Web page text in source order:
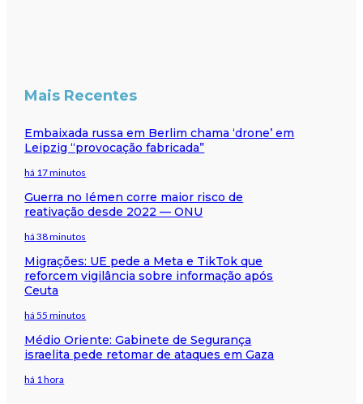
Mais Recentes
Embaixada russa em Berlim chama ‘drone’ em
Leipzig “provocação fabricada”
há 17 minutos
Guerra no Iémen corre maior risco de
reativação desde 2022 — ONU
há 38 minutos
Migrações: UE pede a Meta e TikTok que
reforcem vigilância sobre informação após
Ceuta
há 55 minutos
Médio Oriente: Gabinete de Segurança
israelita pede retomar de ataques em Gaza
há 1 hora